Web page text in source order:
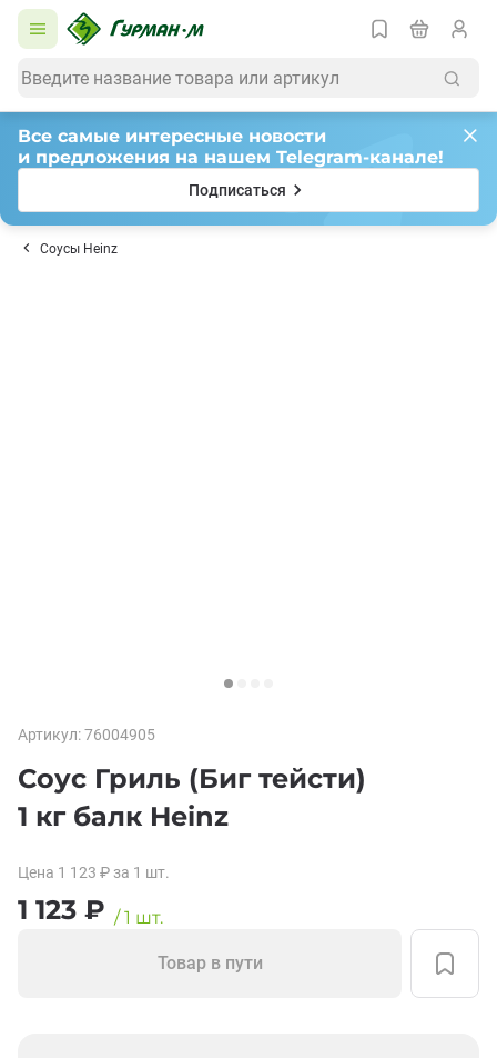
Все самые интересные новости
и предложения на нашем Telegram-канале!
Подписаться
Соусы Heinz
Артикул:76004905
Соус Гриль (Биг тейсти)
1 кг балк Heinz
Цена 1 123 ₽ за 1 шт.
1 123 ₽ /1 шт.
Товар в пути